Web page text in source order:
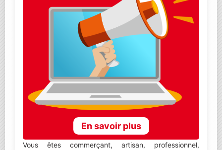
En savoir plus
Vous êtes commerçant, artisan, professionnel,